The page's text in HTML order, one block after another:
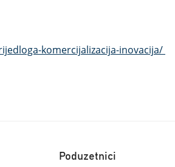
komercijalizacija-inovacija/
Poduzetnici